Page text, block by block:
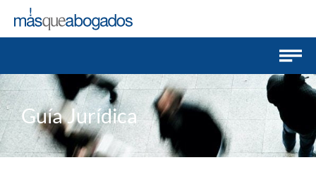
Guía Jurídica